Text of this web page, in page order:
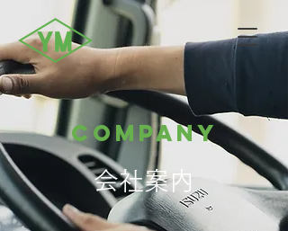
company
会社案内